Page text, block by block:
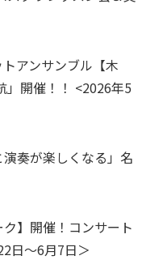
アンサンブル【木
」開催！！ <2026年5
奏が楽しくなる」名
】開催！コンサート
日～6月7日＞